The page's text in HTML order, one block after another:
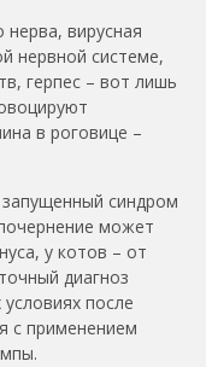
нерва, вирусная
нервной системе,
герпес – вот лишь
в роговице –
синдром
может
у котов – от
диагноз
после
с применением